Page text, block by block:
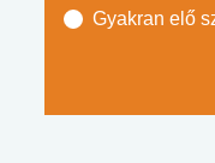
Gyakran elő